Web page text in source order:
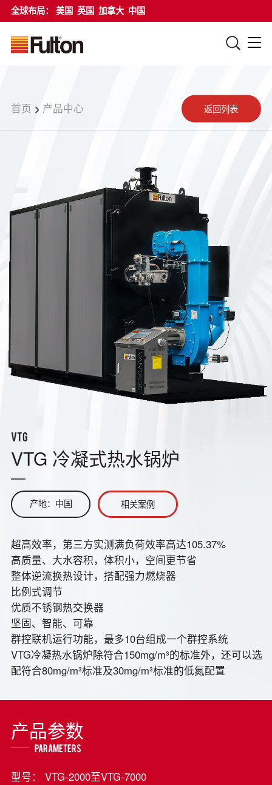
全球布局： 美国 英国 加拿大 中国
首页 产品中心 返回列表
VTG
VTG 冷凝式热水锅炉
产地：中国 相关案例
超高效率，第三方实测满负荷效率高达105.37%
高质量、大水容积，体积小，空间更节省
整体逆流换热设计，搭配强力燃烧器
比例式调节
优质不锈钢热交换器
坚固、智能、可靠
群控联机运行功能，最多10台组成一个群控系统
VTG冷凝热水锅炉除符合150mg/m³的标准外，还可以选
配符合80mg/m³标准及30mg/m³标准的低氮配置
产品参数
parameters
型号： VTG-2000至VTG-7000